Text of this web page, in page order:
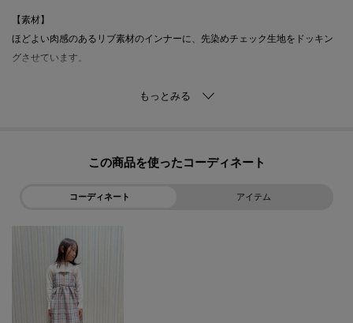
【素材】
ほどよい肉感のあるリブ素材のインナーに、先染めチェック生地をドッキン
グさせています。
た、パソコン・スマートフォンなどの環境により、若干製品と画像のカラー
が異なる場合もございます。
この商品を使った
コーディネート アイテム